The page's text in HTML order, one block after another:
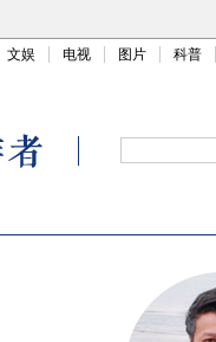
文娱 电视 图片 科普